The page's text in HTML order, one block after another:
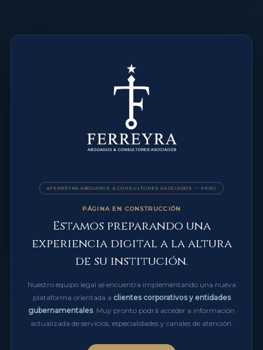
FERREYRA ABOGADOS & CONSULTORES ASOCIADOS — PERÚ
PÁGINA EN CONSTRUCCIÓN
Estamos preparando una
experiencia digital a la altura
de su institución.
Nuestro equipo legal se encuentra implementando una nueva
plataforma orientada a clientes corporativos y entidades
gubernamentales. Muy pronto podrá acceder a información
actualizada de servicios, especialidades y canales de atención.